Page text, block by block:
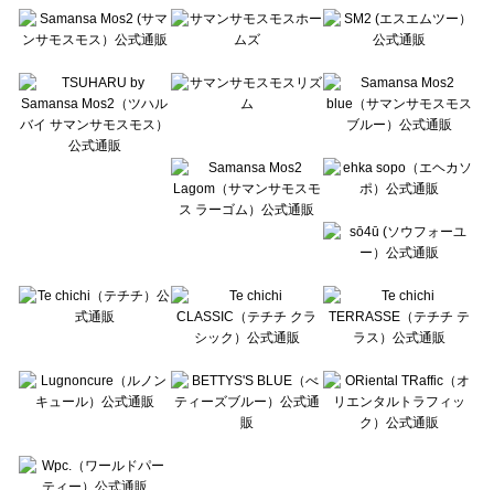
Te chichi（テチチ）のニット・セーター一覧
Te chichi CLASSIC（テチチ クラシック）のニット・セーター一覧
Lugnoncure（ルノンキュール）のニット・セーター一覧
BETTY'S BLUE（べティーズブルー）のニット・セーター一覧
Wpc.（ワールドパーティー）のニット・セーター一覧